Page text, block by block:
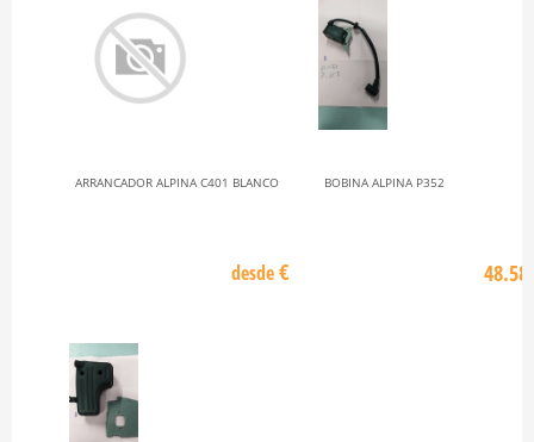
ARRANCADOR ALPINA C401 BLANCO
desde€
BOBINA ALPINA P352